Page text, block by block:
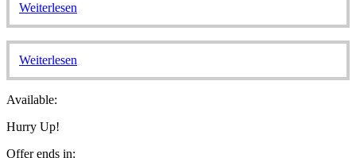
Weiterlesen
Weiterlesen
Available:
Hurry Up!
Offer ends in: